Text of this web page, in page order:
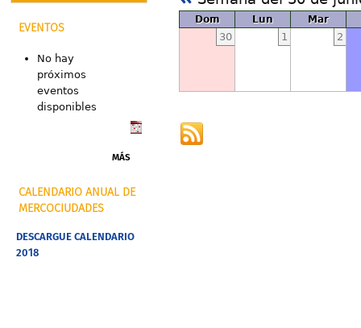
EVENTOS
No hay
próximos
eventos
disponibles
MÁS
CALENDARIO ANUAL DE
MERCOCIUDADES
DESCARGUE CALENDARIO
2018
Dom Lun Mar
30 1 2